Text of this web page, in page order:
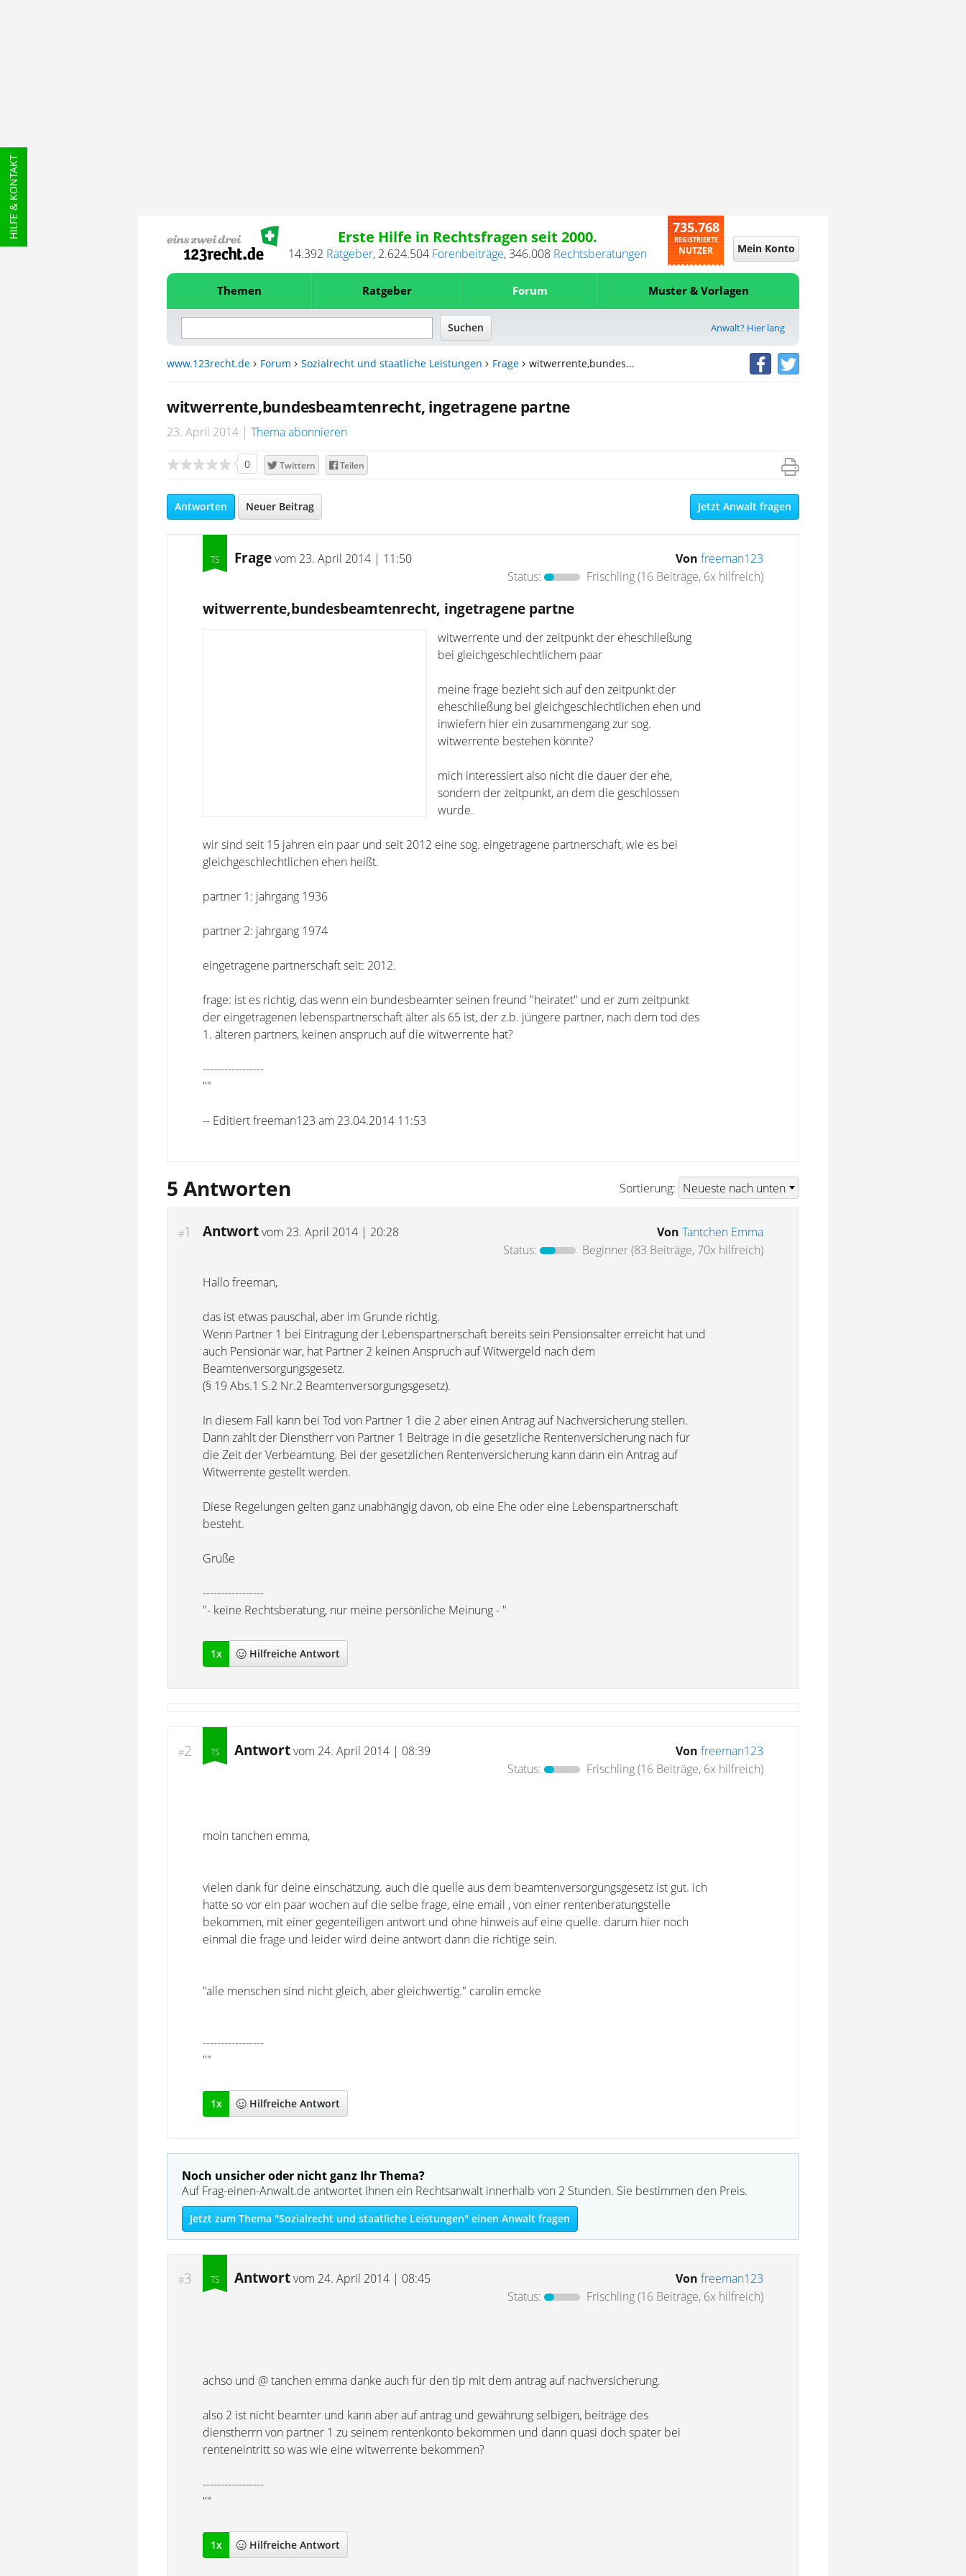
HILFE & KONTAKT Erste Hilfe in Rechtsfragen seit 2000.
14.392 Ratgeber, 2.624.504 Forenbeiträge,346.008 Rechtsberatungen
735.768
REGISTRIERTE
NUTZER Mein Konto
Themen Ratgeber Forum Muster & Vorlagen
Anwalt? Hier lang
www.123recht.de Forum Sozialrecht und staatliche Leistungen Frage witwerrente,bundes...
witwerrente,bundesbeamtenrecht, ingetragene partne
23. April 2014 Thema abonnieren
0 Twittern Teilen
Antworten Neuer Beitrag Jetzt Anwalt fragen
Fragevom 23. April 2014 | 11:50 Von freeman123
Status:
Frischling(16 Beiträge, 6x hilfreich)
witwerrente,bundesbeamtenrecht, ingetragene partne
witwerrente und der zeitpunkt der eheschließung
bei gleichgeschlechtlichem paar
meine frage bezieht sich auf den zeitpunkt der
eheschließung bei gleichgeschlechtlichen ehen und
inwiefern hier ein zusammengang zur sog.
witwerrente bestehen könnte?
mich interessiert also nicht die dauer der ehe,
sondern der zeitpunkt, an dem die geschlossen
wurde.
wir sind seit 15 jahren ein paar und seit 2012 eine sog. eingetragene partnerschaft, wie es bei
gleichgeschlechtlichen ehen heißt.
partner 1: jahrgang 1936
partner 2: jahrgang 1974
eingetragene partnerschaft seit: 2012.
frage: ist es richtig, das wenn ein bundesbeamter seinen freund "heiratet" und er zum zeitpunkt
der eingetragenen lebenspartnerschaft älter als 65 ist, der z.b. jüngere partner, nach dem tod des
1. älteren partners, keinen anspruch auf die witwerrente hat?
-----------------
""
-- Editiert freeman123 am 23.04.2014 11:53
5 Antworten Sortierung:
#1 Antwortvom 23. April 2014 | 20:28 Von Tantchen Emma
Status:
Beginner(83 Beiträge, 70x hilfreich)
Hallo freeman,
das ist etwas pauschal, aber im Grunde richtig.
Wenn Partner 1 bei Eintragung der Lebenspartnerschaft bereits sein Pensionsalter erreicht hat und
auch Pensionär war, hat Partner 2 keinen Anspruch auf Witwergeld nach dem
Beamtenversorgungsgesetz.
(§ 19 Abs.1 S.2 Nr.2 Beamtenversorgungsgesetz).
In diesem Fall kann bei Tod von Partner 1 die 2 aber einen Antrag auf Nachversicherung stellen.
Dann zahlt der Dienstherr von Partner 1 Beiträge in die gesetzliche Rentenversicherung nach für
die Zeit der Verbeamtung. Bei der gesetzlichen Rentenversicherung kann dann ein Antrag auf
Witwerrente gestellt werden.
Diese Regelungen gelten ganz unabhängig davon, ob eine Ehe oder eine Lebenspartnerschaft
besteht.
Grüße
-----------------
"- keine Rechtsberatung, nur meine persönliche Meinung - "
1x Hilfreiche Antwort
#2 Antwortvom 24. April 2014 | 08:39 Von freeman123
Status:
Frischling(16 Beiträge, 6x hilfreich)
moin tanchen emma,
vielen dank für deine einschätzung. auch die quelle aus dem beamtenversorgungsgesetz ist gut. ich
hatte so vor ein paar wochen auf die selbe frage, eine email , von einer rentenberatungstelle
bekommen, mit einer gegenteiligen antwort und ohne hinweis auf eine quelle. darum hier noch
einmal die frage und leider wird deine antwort dann die richtige sein.
"alle menschen sind nicht gleich, aber gleichwertig." carolin emcke
-----------------
""
1x Hilfreiche Antwort
Noch unsicher oder nicht ganz Ihr Thema?
Auf Frag-einen-Anwalt.de antwortet Ihnen ein Rechtsanwalt innerhalb von 2 Stunden. Sie bestimmen den Preis.
Jetzt zum Thema "Sozialrecht und staatliche Leistungen" einen Anwalt fragen
#3 Antwortvom 24. April 2014 | 08:45 Von freeman123
Status:
Frischling(16 Beiträge, 6x hilfreich)
achso und @ tanchen emma danke auch für den tip mit dem antrag auf nachversicherung.
also 2 ist nicht beamter und kann aber auf antrag und gewährung selbigen, beiträge des
dienstherrn von partner 1 zu seinem rentenkonto bekommen und dann quasi doch später bei
renteneintritt so was wie eine witwerrente bekommen?
-----------------
""
1x Hilfreiche Antwort